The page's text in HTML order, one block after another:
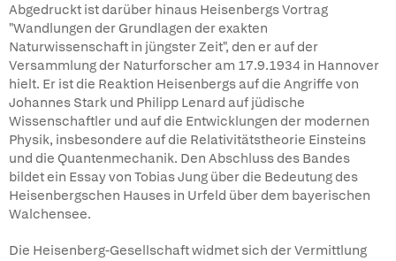
Abgedruckt ist darüber hinaus Heisenbergs Vortrag
"Wandlungen der Grundlagen der exakten
Naturwissenschaft in jüngster Zeit", den er auf der
Versammlung der Naturforscher am 17.9.1934 in Hannover
hielt. Er ist die Reaktion Heisenbergs auf die Angriffe von
Johannes Stark und Philipp Lenard auf jüdische
Wissenschaftler und auf die Entwicklungen der modernen
Physik, insbesondere auf die Relativitätstheorie Einsteins
und die Quantenmechanik. Den Abschluss des Bandes
bildet ein Essay von Tobias Jung über die Bedeutung des
Heisenbergschen Hauses in Urfeld über dem bayerischen
Walchensee.
Die Heisenberg-Gesellschaft widmet sich der Vermittlung